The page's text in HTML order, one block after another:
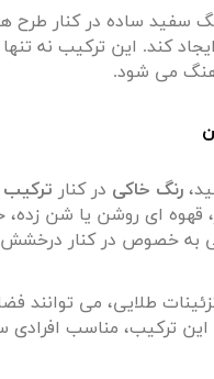
سفید ساده در کنار طرح
کند. این ترکیب نه
می شود.
رنگ خاکی در کنار
قهوه ای روشن یا شن
به خصوص در کنار درخشش
طلایی، می توانند
ترکیب، مناسب افرادی